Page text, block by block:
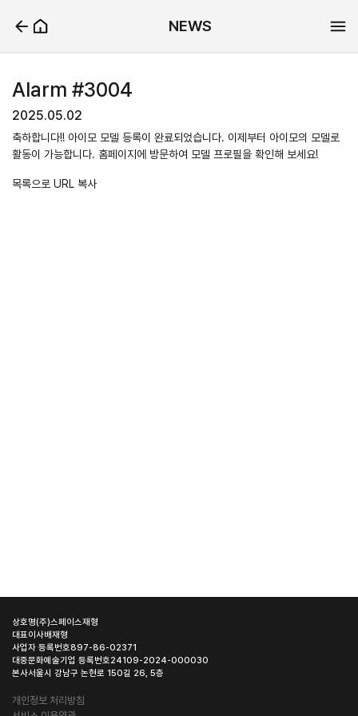
NEWS
Alarm #3004
2025.05.02
축하합니다!! 아이모 모델 등록이 완료되었습니다. 이제부터 아이모의 모델로
활동이 가능합니다. 홈페이지에 방문하여 모델 프로필을 확인해 보세요!
목록으로 URL 복사
상호명(주)스페이스재형
대표이사배재형
사업자 등록번호897-86-02371
대중문화예술기업 등록번호24109-2024-000030
본사서울시 강남구 논현로 150길 26, 5층
개인정보 처리방침